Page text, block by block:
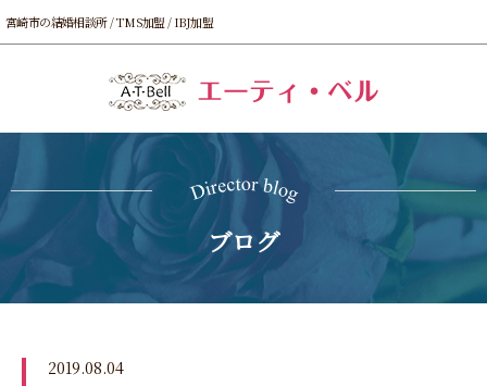
宮崎市の結婚相談所 / TMS加盟 / IBJ加盟
ブログ
2019.08.04